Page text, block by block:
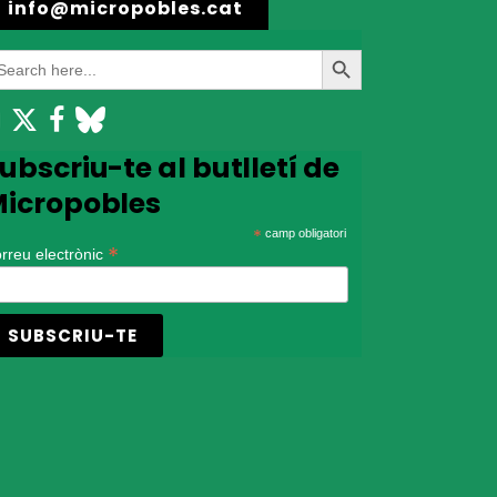
info@micropobles.cat
Search
Button
te al butlletí de
* camp obligatori
electrònic *